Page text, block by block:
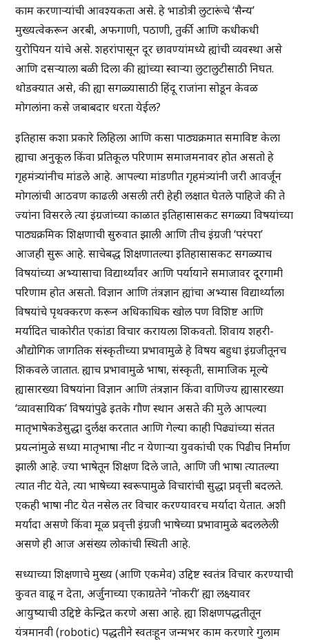
काम करणार्‍यांची आवश्यकता असे. हे भाडोत्री लुटारूंचे ‘सैन्य’
मुख्यत्वेकरून अरबी, अफगाणी, पठाणी, तुर्की आणि कधीकधी
युरोपियन यांचे असे. शहरांपासून दूर छावण्यांमध्ये ह्यांची व्यवस्था असे
आणि दसर्‍याला बळी दिला की ह्यांच्या स्वार्‍या लुटालुटीसाठी निघत.
थोडक्यात असे, की ह्या सगळ्यासाठी हिंदू राजांना सोडून केवळ
मोगलांना कसे जबाबदार धरता येईल?
इतिहास कशा प्रकारे लिहिला आणि कसा पाठ्यक्रमात समाविष्ट केला
ह्याचा अनुकूल किंवा प्रतिकूल परिणाम समाजमनावर होत असतो हे
गृहमंत्र्यांनीच मांडले आहे. आपल्या मांडणीत गृहमंत्र्यांनी जरी आवर्जून
मोगलांची आठवण काढली असली तरी हेही लक्षात घेतले पाहिजे की ते
ज्यांना विसरले त्या इंग्रजांच्या काळात इतिहासासकट सगळ्या विषयांच्या
पाठ्यक्रमिक शिक्षणाची सुरुवात झाली आणि तीच इंग्रजी ‘परंपरा’
आजही सुरू आहे. साचेबद्ध शिक्षणातल्या इतिहासासकट सगळ्याच
विषयांच्या अभ्यासाचा विद्यार्थ्यांवर आणि पर्यायाने समाजावर दूरगामी
परिणाम होत असतो. विज्ञान आणि तंत्रज्ञान ह्यांचा अभ्यास विद्यार्थ्याला
विषयांचे पृथक्करण करून अधिकाधिक खोल पण विशिष्ट आणि
मर्यादित चाकोरीत एकांडा विचार करायला शिकवतो. शिवाय शहरी-
औद्योगिक जागतिक संस्कृतीच्या प्रभावामुळे हे विषय बहुधा इंग्रजीतूनच
शिकवले जातात. ह्याच प्रभावामुळे भाषा, संस्कृती, सामाजिक मूल्ये
ह्यासारख्या विषयांना विज्ञान आणि तंत्रज्ञान किंवा वाणिज्य ह्यासारख्या
‘व्यावसायिक’ विषयांपुढे इतके गौण स्थान असते की मुले आपल्या
मातृभाषेकडेसुद्धा दुर्लक्ष करतात आणि गेल्या काही पिढ्यांच्या संतत
प्रयत्नांमुळे सध्या मातृभाषा नीट न येणार्‍या युवकांची एक पिढीच निर्माण
झाली आहे. ज्या भाषेतून शिक्षण दिले जाते, आणि जी भाषा त्यातल्या
त्यात नीट येते, त्या भाषेच्या स्वरूपामुळे विचारांची सुद्धा प्रवृत्ती बदलते.
एकही भाषा नीट येत नसेल तर विचार करण्यावरच मर्यादा येतात. अशी
मर्यादा असणे किंवा मूळ प्रवृत्ती इंग्रजी भाषेच्या प्रभावामुळे बदललेली
असणे ही आज असंख्य लोकांची स्थिती आहे.
सध्याच्या शिक्षणाचे मुख्य (आणि एकमेव) उद्दिष्ट स्वतंत्र विचार करण्याची
कुवत वाढू न देता, अर्जुनाच्या एकाग्रतेने ‘नोकरी’ ह्या लक्ष्यावर
आयुष्याची उद्दिष्टे केन्द्रित करणे असा आहे. ह्या शिक्षणपद्धतीतून
यंत्रमानवी (robotic) पद्धतीने स्वतःहून जन्मभर काम करणारे गुलाम